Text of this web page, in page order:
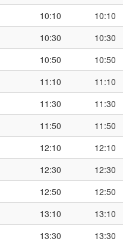
10:10
10:10
10:30
10:30
10:50
10:50
11:10
11:10
11:30
11:30
11:50
11:50
12:10
12:10
12:30
12:30
12:50
12:50
13:10
13:10
13:30
13:30